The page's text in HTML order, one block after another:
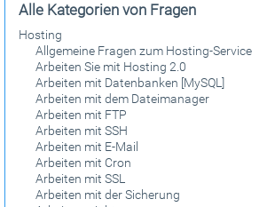
Alle Kategorien von Fragen
Hosting
Allgemeine Fragen zum Hosting-Service
Arbeiten Sie mit Hosting 2.0
Arbeiten mit Datenbanken [MySQL]
Arbeiten mit dem Dateimanager
Arbeiten mit FTP
Arbeiten mit SSH
Arbeiten mit E-Mail
Arbeiten mit Cron
Arbeiten mit SSL
Arbeiten mit der Sicherung